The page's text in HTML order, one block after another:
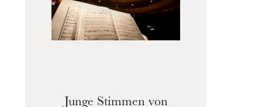
Junge Stimmen von